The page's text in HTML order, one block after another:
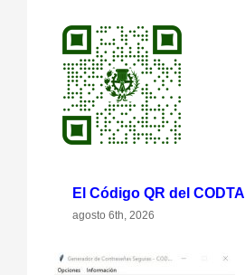
El Código QR del CODTA
agosto 6th, 2026